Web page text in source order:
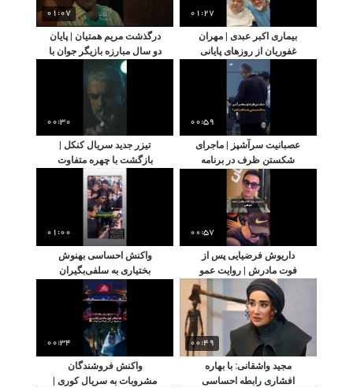
01:27
بیماری اکبر عبدی | مهران
غفوریان از روزهای پایانی
زندگی این بازیگر گفت
01:07
درگذشت مریم همتیان | پایان
دو سال مبارزه بازیگر جوان با
سرطان
00:59
عصبانیت سرآشپز | ماجرای
شکستن ظرف در برنامه
شبکه سه
00:30
تیزر جدید سریال کنکل |
بازگشت با چهره متفاوت
مهدی پاکدل و شباهت به جرج
کلونی
00:57
داریوش فرضیایی پس از
فوت مادرش | روایت عمو
پورنگ از دلتنگی و زندگی
01:00
واکنش احساسی بهنوش
بختیاری به سلفی‌بگیران
00:49
مجید واشقانی: با بهاره
افشاری رابطه احساسی
00:34
واکنش فروشندگان
مشروبات به سریال کوری |